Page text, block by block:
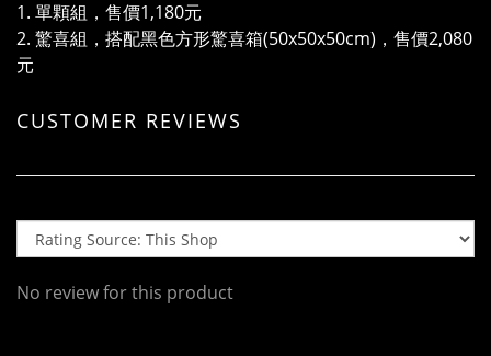
1. 單顆組，售價1,180元
2. 驚喜組，搭配黑色方形驚喜箱(50x50x50cm)，售價2,080
元
CUSTOMER REVIEWS
No review for this product